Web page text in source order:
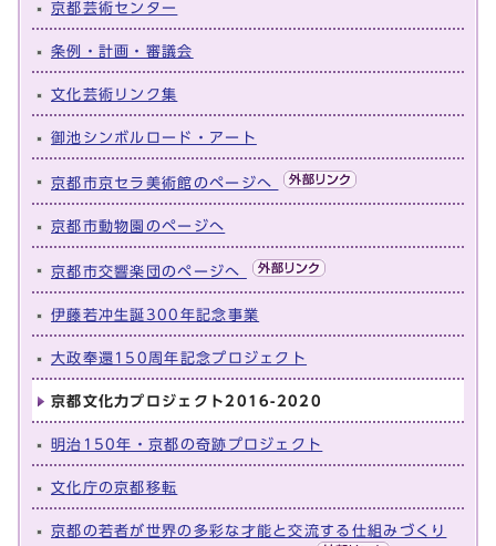
京都芸術センター
条例・計画・審議会
文化芸術リンク集
御池シンボルロード・アート
京都市京セラ美術館のページへ
京都市動物園のページへ
京都市交響楽団のページへ
伊藤若冲生誕300年記念事業
大政奉還150周年記念プロジェクト
京都文化力プロジェクト2016-2020
明治150年・京都の奇跡プロジェクト​
文化庁の京都移転
京都の若者が世界の多彩な才能と交流する仕組みづくり